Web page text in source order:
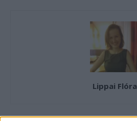
Lippai Flóra